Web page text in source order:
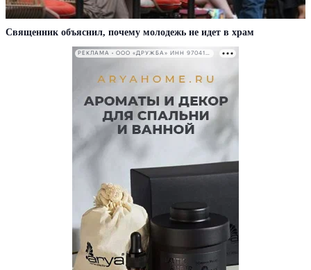
Cвященник объяснил, почему молодежь не идет в храм
РЕКЛАМА • ООО «ДРУЖБА» ИНН 9704146411